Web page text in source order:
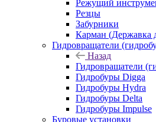
Режущий
Резцы
Забурники
Карман (Державка
Гидровращатели
Назад
Гидровращатели
Гидробуры Digga
Гидробуры Hydra
Гидробуры Delta
Гидробуры Impulse
Буровые установки